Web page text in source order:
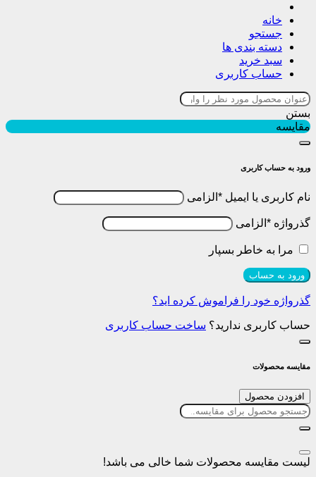
خانه
جستجو
دسته بندی ها
سبد خرید
حساب کاربری
به حساب کاربری
کاربری یا ایمیل* الزامی
*الزامی
مرا به خاطر بسپار
ورود به حساب
خود را فراموش کرده اید؟
کاربری ندارید؟ساخت حساب کاربری
محصولات
افزودن محصول
مقایسه محصولات شما خالی می باشد!